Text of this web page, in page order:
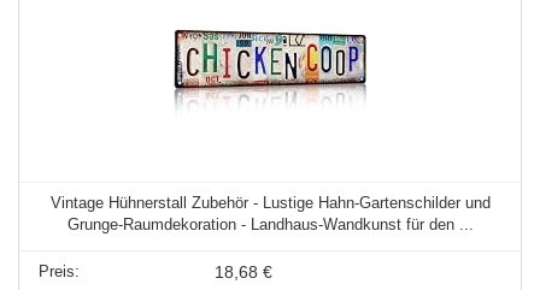
Vintage Hühnerstall Zubehör - Lustige Hahn-Gartenschilder und
Grunge-Raumdekoration - Landhaus-Wandkunst für den ...
18,68 €